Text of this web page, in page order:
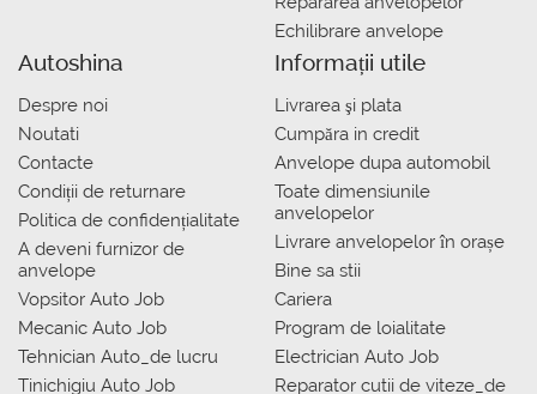
Echilibrare anvelope
Autoshina
Despre noi
Noutati
Contacte
Condiții de returnare
Politica de confidențialitate
A deveni furnizor de
anvelope
Vopsitor Auto Job
Mecanic Auto Job
Tehnician Auto_de lucru
Tinichigiu Auto Job
Informații utile
Livrarea şi plata
Сumpăra in credit
Anvelope dupa automobil
Toate dimensiunile
anvelopelor
Livrare anvelopelor în orașe
Bine sa stii
Cariera
Program de loialitate
Electrician Auto Job
Reparator cutii de viteze_de